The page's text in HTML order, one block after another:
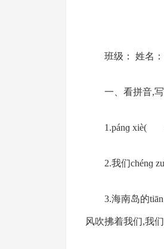
班级： 姓名
一、看拼音,
1.pánɡ xiè(
2.我们
3.海南岛的
风吹拂着我们,我们